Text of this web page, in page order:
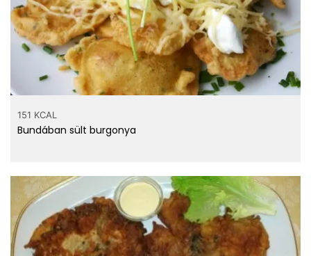
151 KCAL
Bundában sült burgonya